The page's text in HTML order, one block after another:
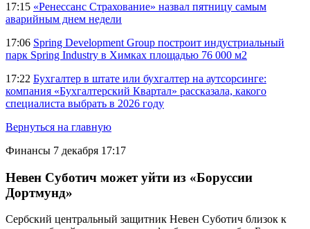
17:15 «Ренессанс Страхование» назвал пятницу самым
аварийным днем недели
17:06 Spring Development Group построит индустриальный
парк Spring Industry в Химках площадью 76 000 м2
17:22 Бухгалтер в штате или бухгалтер на аутсорсинге:
компания «Бухгалтерский Квартал» рассказала, какого
специалиста выбрать в 2026 году
Вернуться на главную
Финансы 7 декабря 17:17
Невен Суботич может уйти из «Боруссии
Дортмунд»
Сербский центральный защитник Невен Суботич близок к